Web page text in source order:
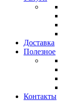
Доставка
Полезное
Контакты